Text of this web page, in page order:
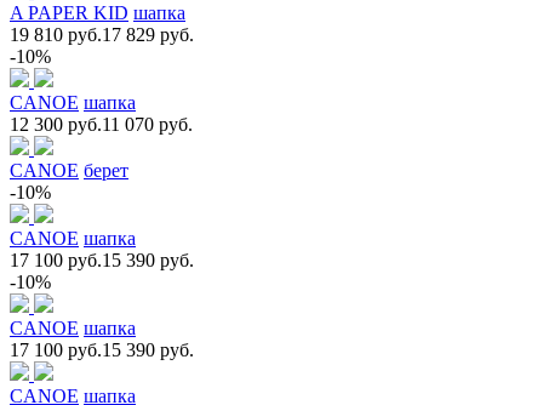
A PAPER KID шапка
19 810 руб.17 829 руб.
-10%
CANOE шапка
12 300 руб.11 070 руб.
CANOE берет
-10%
CANOE шапка
17 100 руб.15 390 руб.
-10%
CANOE шапка
17 100 руб.15 390 руб.
CANOE шапка